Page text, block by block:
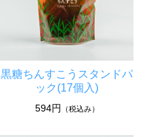
黒糖ちんすこうスタンドパ
ック(17個入)
594円 （税込み）